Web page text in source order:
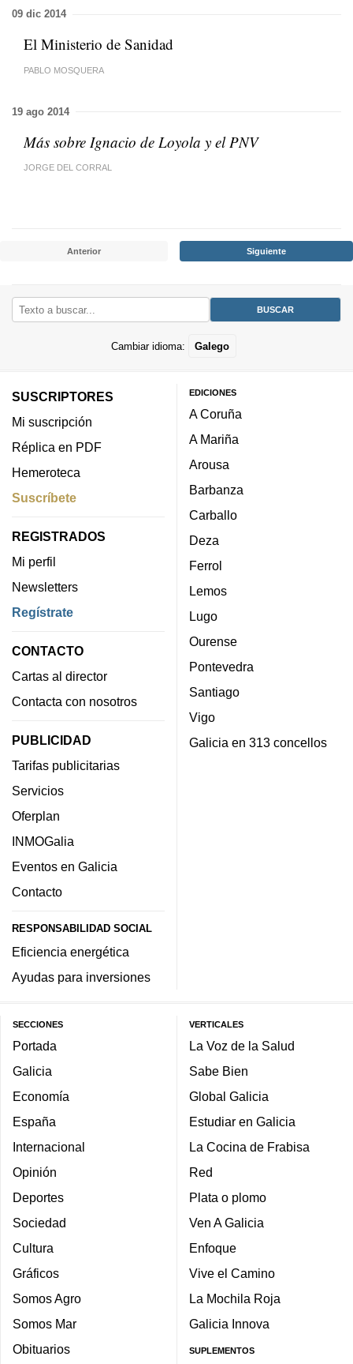
09 dic 2014
El Ministerio de Sanidad
PABLO MOSQUERA
19 ago 2014
Más sobre Ignacio de Loyola y el PNV
JORGE DEL CORRAL
Anterior Siguiente
Cambiar idioma: Galego
SUSCRIPTORES
Mi suscripción
Réplica en PDF
Hemeroteca
Suscríbete
REGISTRADOS
Mi perfil
Newsletters
Regístrate
CONTACTO
Cartas al director
Contacta con nosotros
PUBLICIDAD
Tarifas publicitarias
Servicios
Oferplan
INMOGalia
Eventos en Galicia
Contacto
RESPONSABILIDAD SOCIAL
Eficiencia energética
Ayudas para inversiones
EDICIONES
A Coruña
A Mariña
Arousa
Barbanza
Carballo
Deza
Ferrol
Lemos
Lugo
Ourense
Pontevedra
Santiago
Vigo
Galicia en 313 concellos
SECCIONES
Portada
Galicia
Economía
España
Internacional
Opinión
Deportes
Sociedad
Cultura
Gráficos
Somos Agro
Somos Mar
Obituarios
VERTICALES
La Voz de la Salud
Sabe Bien
Global Galicia
Estudiar en Galicia
La Cocina de Frabisa
Red
Plata o plomo
Ven A Galicia
Enfoque
Vive el Camino
La Mochila Roja
Galicia Innova
SUPLEMENTOS